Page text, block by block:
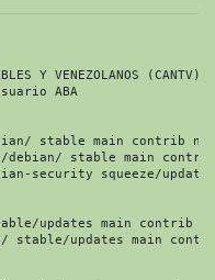
Y VENEZOLANOS (CANTV)
ABA
stable main contrib
stable main
security squeeze/
updates main contrib
updates main